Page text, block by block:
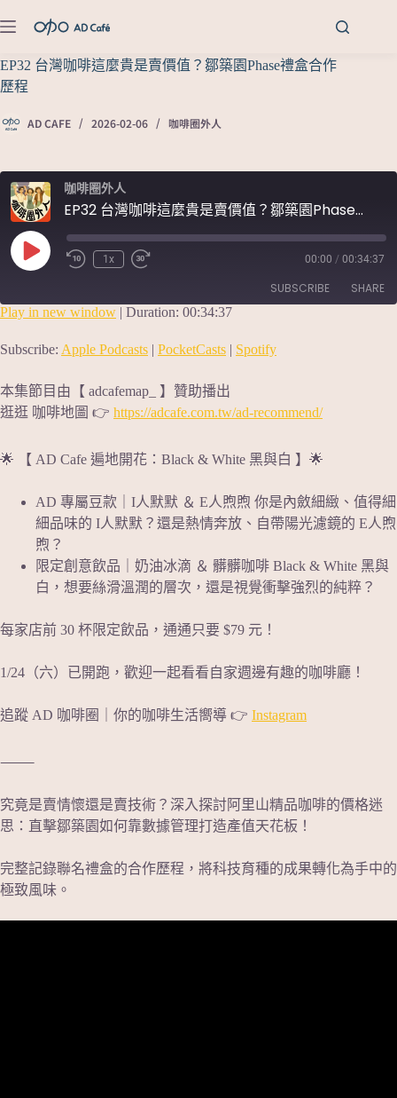
EP32 台灣咖啡這麼貴是賣價值？鄒築園Phase禮盒合作
歷程
AD CAFE 2026-02-06 咖啡圈外人
咖啡圈外人
EP32 台灣咖啡這麼貴是賣價值？鄒築園Phase禮盒合作歷程
1x 00:00 / 00:34:37
SUBSCRIBE SHARE
RSS FEED
SHARE
EMBED
Play in new window | Duration: 00:34:37
Subscribe: Apple Podcasts | PocketCasts | Spotify
本集節目由【 adcafemap_ 】贊助播出
逛逛 咖啡地圖 👉 https://adcafe.com.tw/ad-recommend/
🌟 【 AD Cafe 遍地開花：Black & White 黑與白 】🌟
AD 專屬豆款｜I人默默 ＆ E人煦煦 你是內斂細緻、值得細
細品味的 I人默默？還是熱情奔放、自帶陽光濾鏡的 E人煦
煦？
限定創意飲品｜奶油冰滴 ＆ 髒髒咖啡 Black & White 黑與
白，想要絲滑溫潤的層次，還是視覺衝擊強烈的純粹？
每家店前 30 杯限定飲品，通通只要 $79 元！
1/24（六）已開跑，歡迎一起看看自家週邊有趣的咖啡廳！
追蹤 AD 咖啡圈｜你的咖啡生活嚮導 👉 Instagram
⸻
究竟是賣情懷還是賣技術？深入探討阿里山精品咖啡的價格迷
思：直擊鄒築園如何靠數據管理打造產值天花板！
完整記錄聯名禮盒的合作歷程，將科技育種的成果轉化為手中的
極致風味。